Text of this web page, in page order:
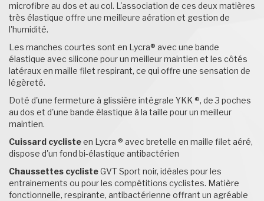
microfibre au dos et au col. L'association de ces deux matières
très élastique offre une meilleure aération et gestion de
l'humidité.
Les manches courtes sont en Lycra® avec une bande
élastique avec silicone pour un meilleur maintien et les côtés
latéraux en maille filet respirant, ce qui offre une sensation de
légèreté.
Doté d'une fermeture à glissière intégrale YKK ®, de 3 poches
au dos et d'une bande élastique à la taille pour un meilleur
maintien.
Cuissard cyclisteen Lycra ® avec bretelle en maille filet aéré,
dispose d'un fond bi-élastique antibactérien
Chaussettes cyclisteGVT Sport noir, idéales pour les
entrainements ou pour les compétitions cyclistes. Matière
fonctionnelle, respirante, antibactérienne offrant un agréable